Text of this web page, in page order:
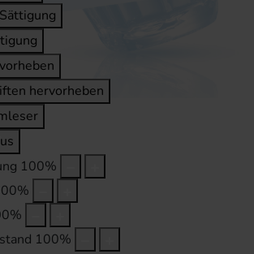
hervorheben
100%
%
%
100%